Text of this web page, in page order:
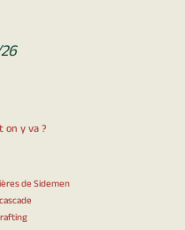
on y va ?
de Sidemen
rafting